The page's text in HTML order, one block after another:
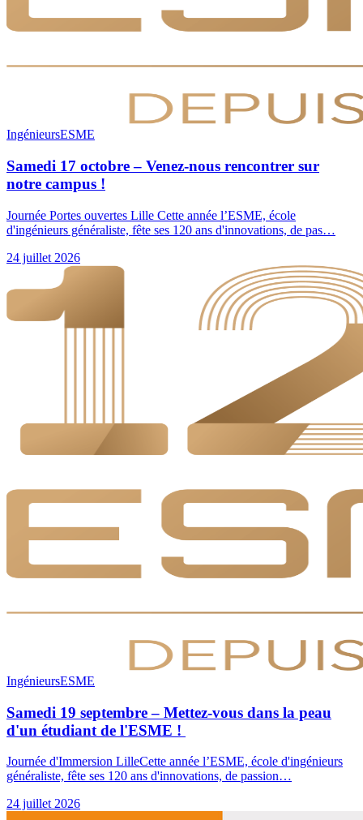
IngénieursESME
Samedi 17 octobre – Venez-nous rencontrer sur
notre campus !
Journée Portes ouvertes Lille Cette année l’ESME, école
d'ingénieurs généraliste, fête ses 120 ans d'innovations, de pas…
24 juillet 2026
IngénieursESME
Samedi 19 septembre – Mettez-vous dans la peau
d'un étudiant de l'ESME !
Journée d'Immersion LilleCette année l’ESME, école d'ingénieurs
généraliste, fête ses 120 ans d'innovations, de passion…
24 juillet 2026